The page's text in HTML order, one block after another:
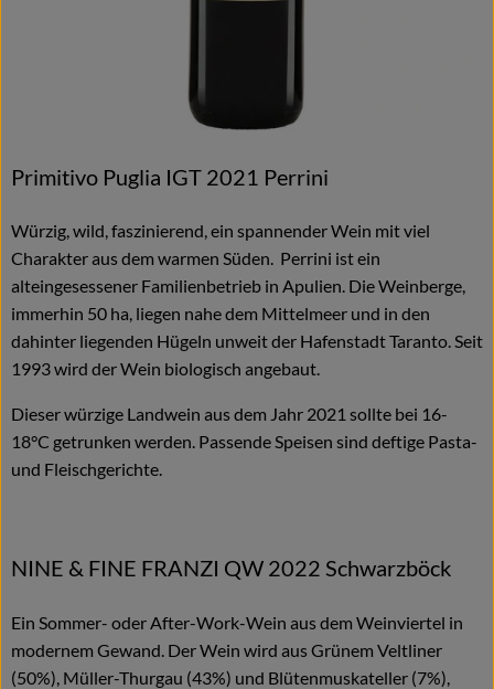
Primitivo Puglia IGT 2021 Perrini
Würzig, wild, faszinierend, ein spannender Wein mit viel
Charakter aus dem warmen Süden. Perrini ist ein
alteingesessener Familienbetrieb in Apulien. Die Weinberge,
immerhin 50 ha, liegen nahe dem Mittelmeer und in den
dahinter liegenden Hügeln unweit der Hafenstadt Taranto. Seit
1993 wird der Wein biologisch angebaut.
Dieser würzige Landwein aus dem Jahr 2021 sollte bei 16-
18°C getrunken werden. Passende Speisen sind deftige Pasta-
und Fleischgerichte.
NINE & FINE FRANZI QW 2022 Schwarzböck
Ein Sommer- oder After-Work-Wein aus dem Weinviertel in
modernem Gewand. Der Wein wird aus Grünem Veltliner
(50%), Müller-Thurgau (43%) und Blütenmuskateller (7%),